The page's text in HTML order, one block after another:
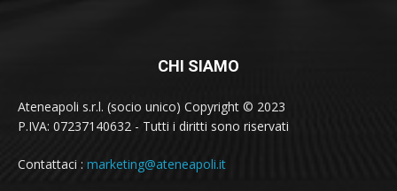
CHI SIAMO
Ateneapoli s.r.l. (socio unico) Copyright © 2023
P.IVA: 07237140632 - Tutti i diritti sono riservati
Contattaci : marketing@ateneapoli.it